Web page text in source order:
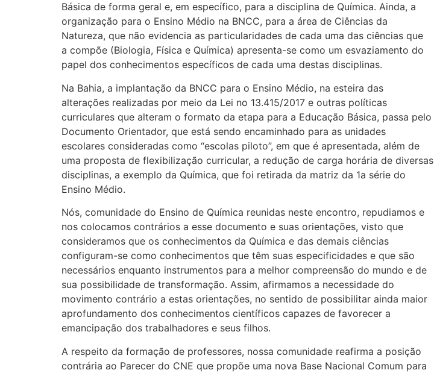
Básica de forma geral e, em específico, para a disciplina de Química. Ainda, a
organização para o Ensino Médio na BNCC, para a área de Ciências da
Natureza, que não evidencia as particularidades de cada uma das ciências que
a compõe (Biologia, Física e Química) apresenta-se como um esvaziamento do
papel dos conhecimentos específicos de cada uma destas disciplinas.
Na Bahia, a implantação da BNCC para o Ensino Médio, na esteira das
alterações realizadas por meio da Lei no 13.415/2017 e outras políticas
curriculares que alteram o formato da etapa para a Educação Básica, passa pelo
Documento Orientador, que está sendo encaminhado para as unidades
escolares consideradas como “escolas piloto”, em que é apresentada, além de
uma proposta de flexibilização curricular, a redução de carga horária de diversas
disciplinas, a exemplo da Química, que foi retirada da matriz da 1a série do
Ensino Médio.
Nós, comunidade do Ensino de Química reunidas neste encontro, repudiamos e
nos colocamos contrários a esse documento e suas orientações, visto que
consideramos que os conhecimentos da Química e das demais ciências
configuram-se como conhecimentos que têm suas especificidades e que são
necessários enquanto instrumentos para a melhor compreensão do mundo e de
sua possibilidade de transformação. Assim, afirmamos a necessidade do
movimento contrário a estas orientações, no sentido de possibilitar ainda maior
aprofundamento dos conhecimentos científicos capazes de favorecer a
emancipação dos trabalhadores e seus filhos.
A respeito da formação de professores, nossa comunidade reafirma a posição
contrária ao Parecer do CNE que propõe uma nova Base Nacional Comum para